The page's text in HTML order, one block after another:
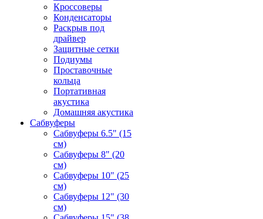
Кроссоверы
Конденсаторы
Раскрыв под
драйвер
Защитные сетки
Подиумы
Проставочные
кольца
Портативная
акустика
Домашняя акустика
Сабвуферы
Сабвуферы 6.5" (15
см)
Сабвуферы 8" (20
см)
Сабвуферы 10" (25
см)
Сабвуферы 12" (30
см)